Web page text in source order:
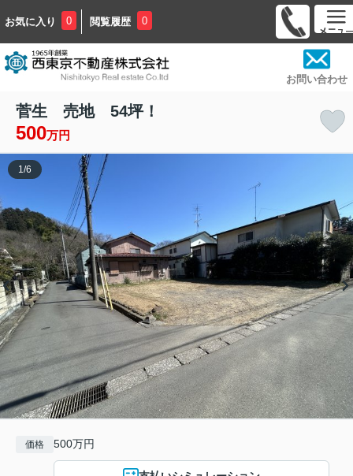
お気に入り 0 閲覧履歴 0
お問い合わせ
菅生 売地 54坪！
500万円
1 /6
価格 500万円